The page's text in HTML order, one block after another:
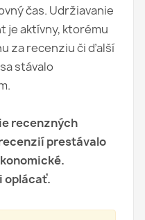
čas. Udržiavanie
je aktívny, ktorému
za recenziu či ďalší
stávalo
recenzných
prestávalo
oplácať.